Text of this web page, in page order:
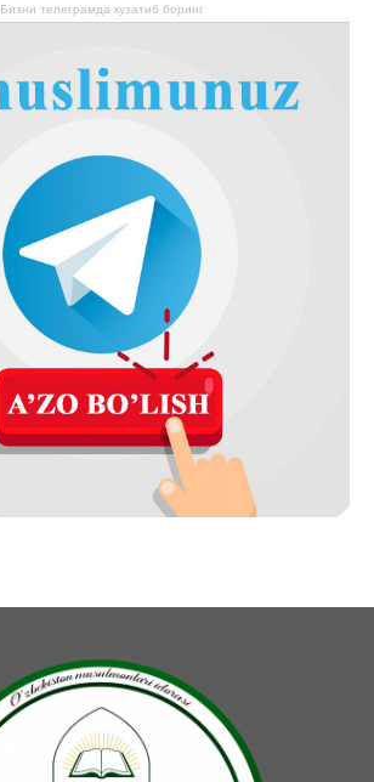
Бизни телеграмда кузатиб боринг